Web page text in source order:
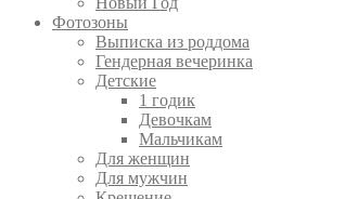
Фотозоны
Выписка из роддома
Гендерная вечеринка
Детские
1 годик
Девочкам
Мальчикам
Для женщин
Для мужчин